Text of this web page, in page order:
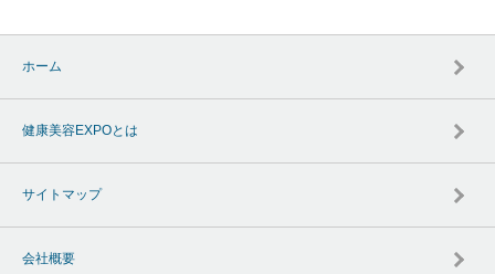
ホーム
健康美容EXPOとは
サイトマップ
会社概要